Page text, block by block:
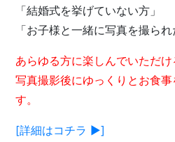
「結婚式を挙げていない方」
「お子様と一緒に写真を撮られ
あらゆる方に楽しんでいただけ
写真撮影後にゆっくりとお食
す。
[詳細はコチラ ▶︎]